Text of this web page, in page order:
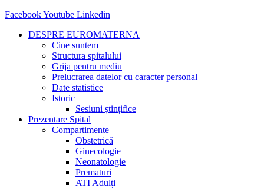
FacebookYoutube Linkedin
DESPRE EUROMATERNA
Cine suntem
Structura spitalului
Grija pentru mediu
Prelucrarea datelor cu caracter personal
Date statistice
Istoric
Sesiuni ștințifice
Prezentare Spital
Compartimente
Obstetrică
Ginecologie
Neonatologie
Prematuri
ATI Adulți